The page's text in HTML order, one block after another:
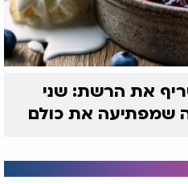
את הרשת: שני
שמפתיעה את כולם